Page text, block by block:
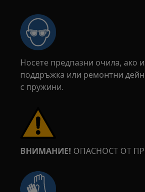
Носете предпазни очила, ако
поддръжка или ремонтни
с пружини.
ВНИМАНИЕ! ОПАСНОСТ ОТ